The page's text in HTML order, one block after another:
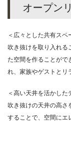
オープン
＜広々とした共有スペ
吹き抜けを取り入れる
た空間を作ることがで
れ、家族やゲストとリ
＜高い天井を活かした
吹き抜けの天井の高さ
することで、空間にエ